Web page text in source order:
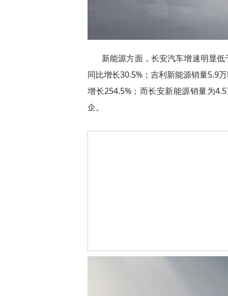
新能源方面，长安汽车增速明显
同比增长30.5%；吉利新能源销量5.9
增长254.5%；而长安新能源销量为
企。